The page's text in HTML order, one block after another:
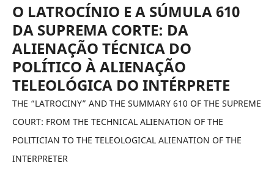
O LATROCÍNIO E A SÚMULA 610
DA SUPREMA CORTE: DA
ALIENAÇÃO TÉCNICA DO
POLÍTICO À ALIENAÇÃO
TELEOLÓGICA DO INTÉRPRETE
THE “LATROCINY” AND THE SUMMARY 610 OF THE SUPREME
COURT: FROM THE TECHNICAL ALIENATION OF THE
POLITICIAN TO THE TELEOLOGICAL ALIENATION OF THE
INTERPRETER